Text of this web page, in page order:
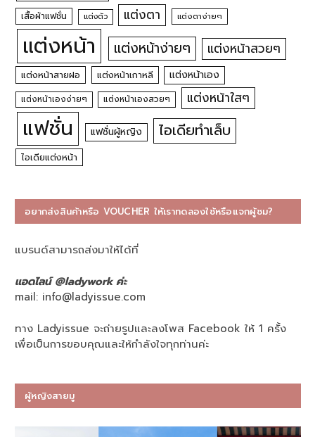
เสื้อผ้าแฟชั่น แต่งตัว แต่งตา แต่งตาง่ายๆ
แต่งหน้า แต่งหน้าง่ายๆ แต่งหน้าสวยๆ
แต่งหน้าสายฝอ แต่งหน้าเกาหลี แต่งหน้าเอง
แต่งหน้าเองง่ายๆ แต่งหน้าเองสวยๆ แต่งหน้าใสๆ
แฟชั่น แฟชั่นผู้หญิง ไอเดียทำเล็บ
ไอเดียแต่งหน้า
อยากส่งสินค้าหรือ VOUCHER ให้เราทดลองใช้หรือแจกผู้ชม?
แบรนด์สามารถส่งมาให้ได้ที่
แอดไลน์ @ladywork ค่ะ
mail: info@ladyissue.com
ทาง Ladyissue จะถ่ายรูปและลงโพส Facebook ให้ 1 ครั้ง
เพื่อเป็นการขอบคุณและให้กำลังใจทุกท่านค่ะ
ผู้หญิงสายมู